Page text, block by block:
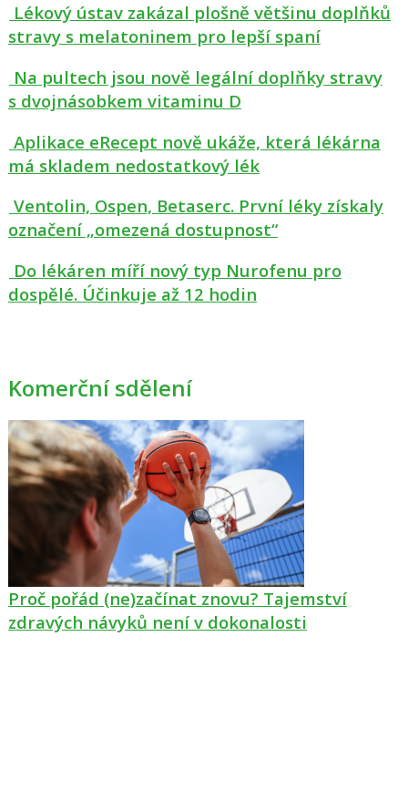
Lékový ústav zakázal plošně většinu doplňků
stravy s melatoninem pro lepší spaní
Na pultech jsou nově legální doplňky stravy
s dvojnásobkem vitaminu D
Aplikace eRecept nově ukáže, která lékárna
má skladem nedostatkový lék
Ventolin, Ospen, Betaserc. První léky získaly
označení „omezená dostupnost“
Do lékáren míří nový typ Nurofenu pro
dospělé. Účinkuje až 12 hodin
Komerční sdělení
Proč pořád (ne)začínat znovu? Tajemství
zdravých návyků není v dokonalosti